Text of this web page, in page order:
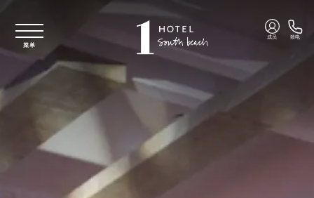
菜单
成员 致电